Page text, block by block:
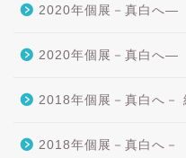
2020年個展－真白へ―
2020年個展－真白へ―
2018年個展－真白へ－
2018年個展－真白へ